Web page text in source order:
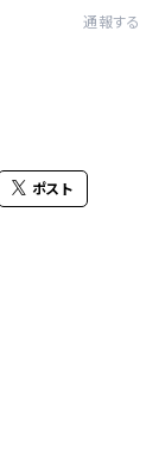
通報する
ポスト